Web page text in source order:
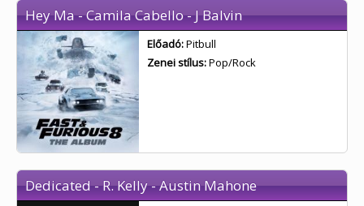
Hey Ma - Camila Cabello - J Balvin
Előadó:Pitbull
Zenei stílus:Pop/Rock
Dedicated - R. Kelly - Austin Mahone